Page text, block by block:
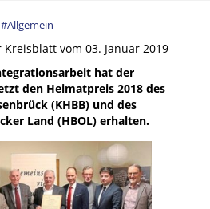
Allgemein
vom 03. Januar 2019
hat der
den Heimatpreis 2018 des
(KHBB) und des
Land (HBOL) erhalten.